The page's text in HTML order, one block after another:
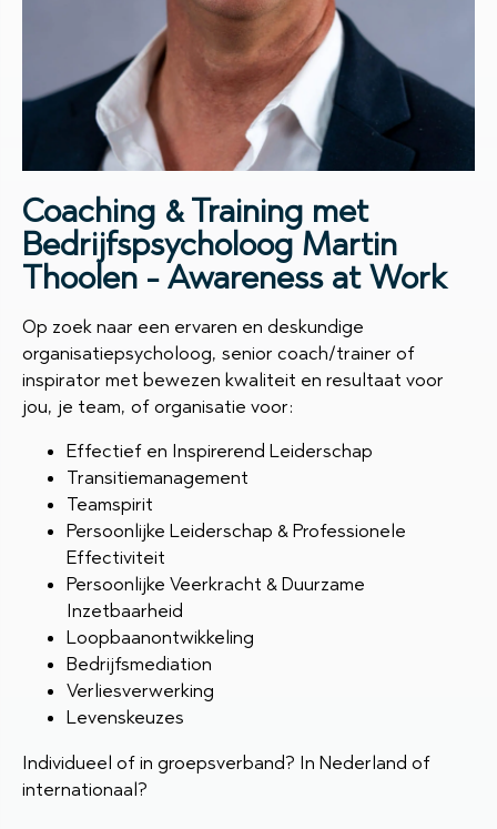
Coaching & Training met
Bedrijfspsycholoog Martin
Thoolen - Awareness at Work
Op zoek naar een ervaren en deskundige
organisatiepsycholoog, senior coach/trainer of
inspirator met bewezen kwaliteit en resultaat voor
jou, je team, of organisatie voor:
Effectief en Inspirerend Leiderschap
Transitiemanagement
Teamspirit
Persoonlijke Leiderschap & Professionele
Effectiviteit
Persoonlijke Veerkracht & Duurzame
Inzetbaarheid
Loopbaanontwikkeling
Bedrijfsmediation
Verliesverwerking
Levenskeuzes
Individueel of in groepsverband? In Nederland of
internationaal?